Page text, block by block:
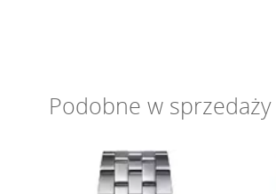
Podobne w sprzedaży